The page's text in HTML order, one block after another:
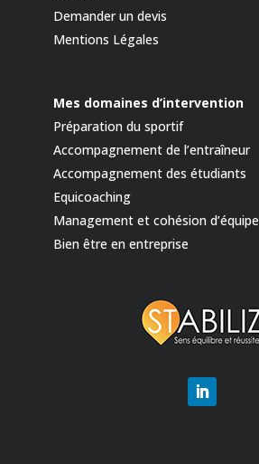
Demander un devis
Mentions Légales
Mes domaines d’intervention
Préparation du sportif
Accompagnement de l’entraîneur
Accompagnement des étudiants
Equicoaching
Management et cohésion d’équipe
Bien être en entreprise